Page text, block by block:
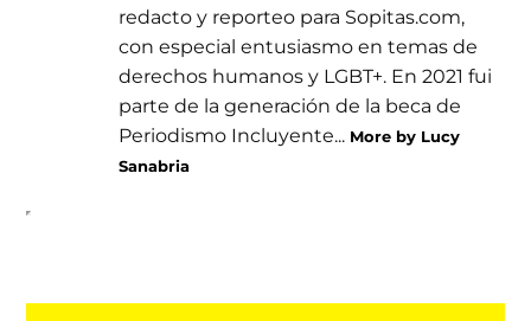
redacto y reporteo para Sopitas.com,
con especial entusiasmo en temas de
derechos humanos y LGBT+. En 2021 fui
parte de la generación de la beca de
Periodismo Incluyente... More by Lucy
Sanabria